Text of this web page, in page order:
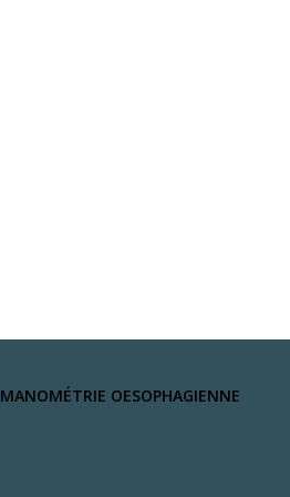
MANOMÉTRIE OESOPHAGIENNE